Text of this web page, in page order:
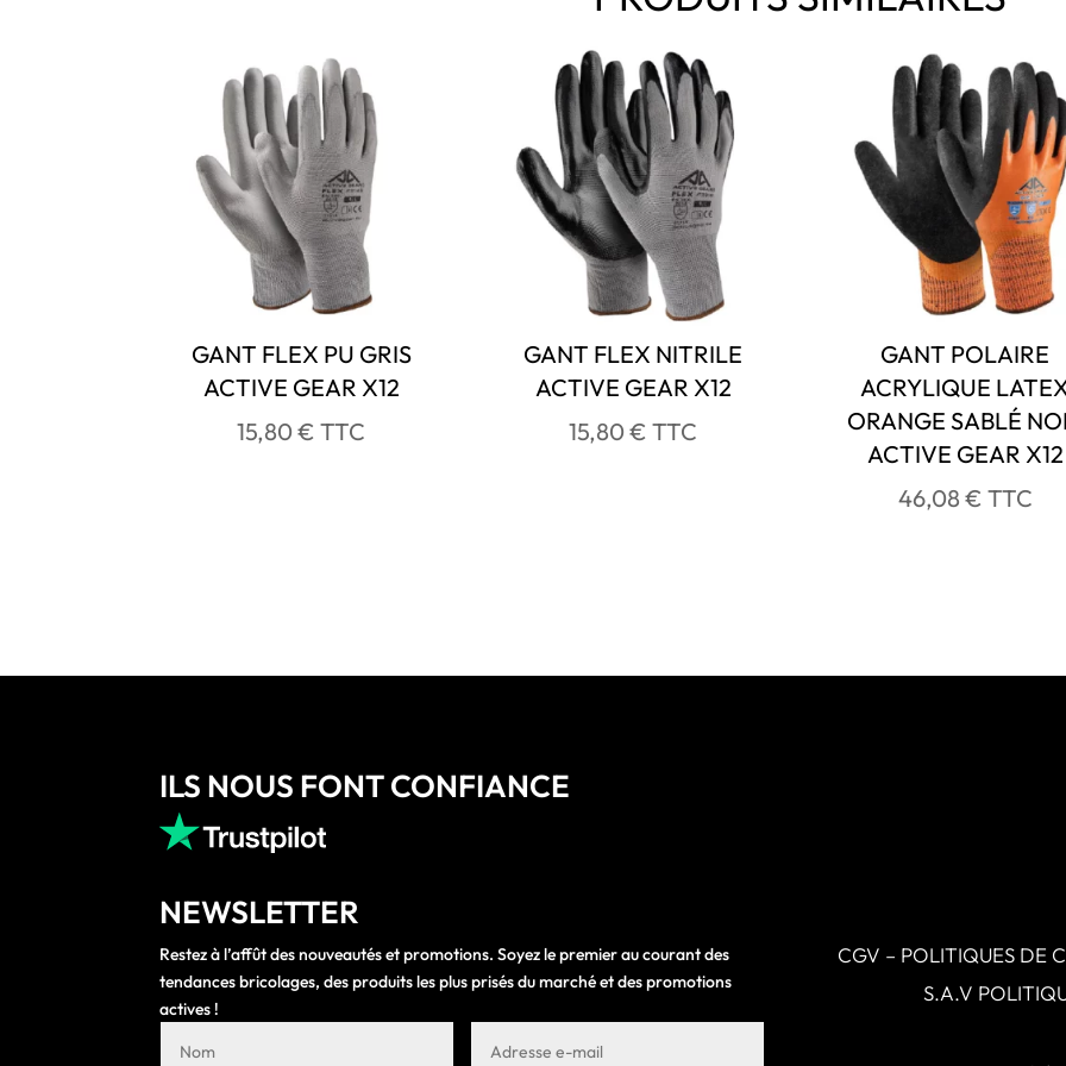
GANT FLEX PU GRIS
ACTIVE GEAR X12
15,80€ TTC
GANT FLEX NITRILE
ACTIVE GEAR X12
15,80€ TTC
GANT POLAIRE
ACRYLIQUE
ORANGE SABLÉ
ACTIVE GEAR X12
46,08 € TTC
ILS NOUS FONT CONFIANCE
NEWSLETTER
Restez à l’affût des nouveautés et promotions. Soyez le premier au courant des
tendances bricolages, des produits les plus prisés du marché et des promotions
actives !
CGV – POLITIQUES DE
S.A.V